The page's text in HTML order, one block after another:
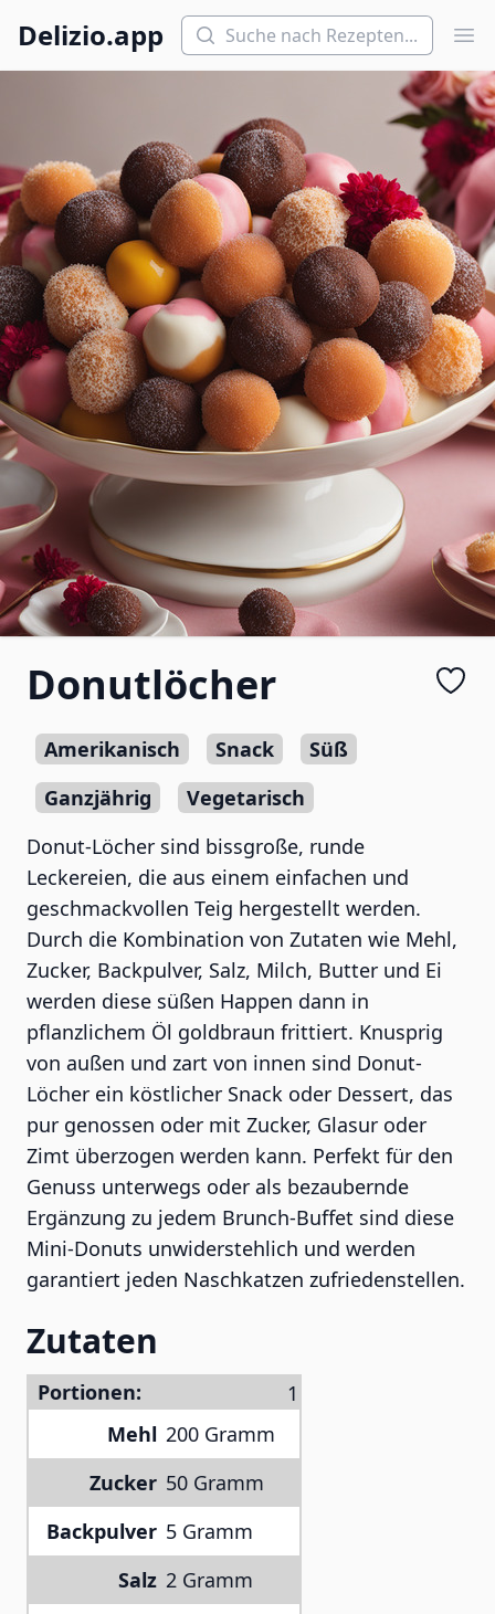
Delizio.app Suchen
Donutlöcher
Amerikanisch Snack
Süß
Ganzjährig
Vegetarisch
Donut-Löcher sind bissgroße, runde
Leckereien, die aus einem einfachen und
geschmackvollen Teig hergestellt werden.
Durch die Kombination von Zutaten wie Mehl,
Zucker, Backpulver, Salz, Milch, Butter und Ei
werden diese süßen Happen dann in
pflanzlichem Öl goldbraun frittiert. Knusprig
von außen und zart von innen sind Donut-
Löcher ein köstlicher Snack oder Dessert, das
pur genossen oder mit Zucker, Glasur oder
Zimt überzogen werden kann. Perfekt für den
Genuss unterwegs oder als bezaubernde
Ergänzung zu jedem Brunch-Buffet sind diese
Mini-Donuts unwiderstehlich und werden
garantiert jeden Naschkatzen zufriedenstellen.
Zutaten
Portionen:
Mehl 200 Gramm
Zucker 50 Gramm
Backpulver 5 Gramm
Salz 2 Gramm